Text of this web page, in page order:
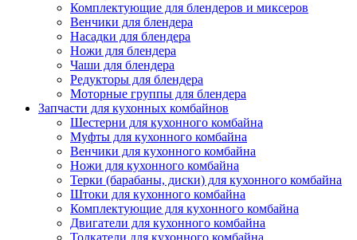
Комплектующие для блендеров и миксеров
Венчики для блендера
Насадки для блендера
Ножи для блендера
Чаши для блендера
Редукторы для блендера
Моторные группы для блендера
Запчасти для кухонных комбайнов
Шестерни для кухонного комбайна
Муфты для кухонного комбайна
Венчики для кухонного комбайна
Ножи для кухонного комбайна
Терки (барабаны, диски) для кухонного комбайна
Штоки для кухонного комбайна
Комплектующие для кухонного комбайна
Двигатели для кухонного комбайна